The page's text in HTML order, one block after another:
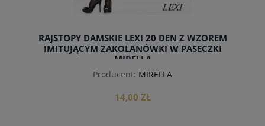
RAJSTOPY DAMSKIE LEXI 20 DEN Z WZOREM
IMITUJĄCYM ZAKOLANÓWKI W PASECZKI
MIRELLA
Producent: MIRELLA
14,00 ZŁ